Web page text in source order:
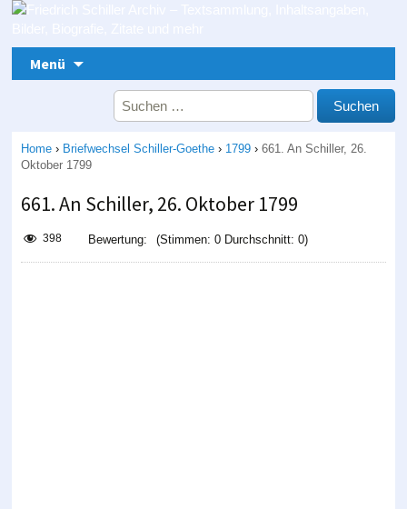
Menü
Suche nach:
Home › Briefwechsel Schiller-Goethe › 1799 ›661. An Schiller, 26.
Oktober 1799
661. An Schiller, 26. Oktober 1799
398 Bewertung: (Stimmen: 0 Durchschnitt: 0)